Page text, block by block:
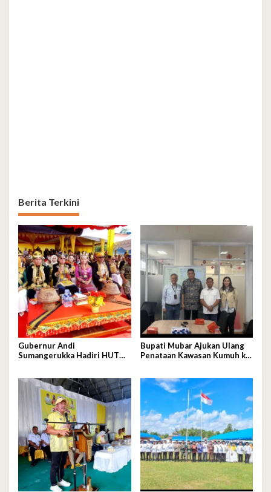
Berita Terkini
Gubernur Andi
Sumangerukka Hadiri HUT
Bupati Mubar Ajukan Ulang
Penataan Kawasan Kumuh ke